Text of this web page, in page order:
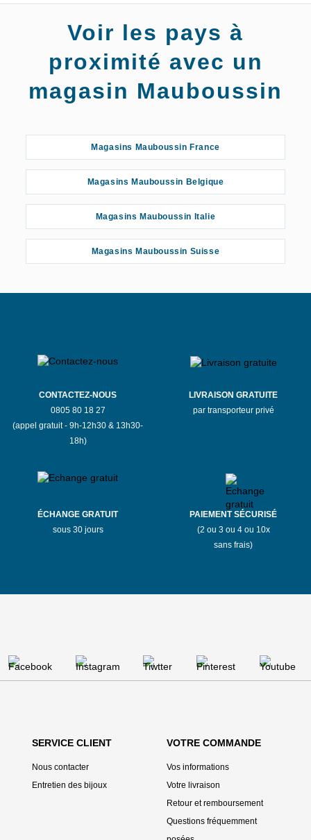
Voir les pays à
proximité avec un
magasin Mauboussin
Magasins Mauboussin France
Magasins Mauboussin Belgique
Magasins Mauboussin Italie
Magasins Mauboussin Suisse
CONTACTEZ-NOUS
0805 80 18 27
(appel gratuit - 9h-12h30 & 13h30-
18h)
LIVRAISON GRATUITE
par transporteur privé
ÉCHANGE GRATUIT
sous 30 jours
PAIEMENT SÉCURISÉ
(2 ou 3 ou 4 ou 10x
sans frais)
SERVICE CLIENT
Nous contacter
Entretien des bijoux
VOTRE COMMANDE
Vos informations
Votre livraison
Retour et remboursement
Questions fréquemment